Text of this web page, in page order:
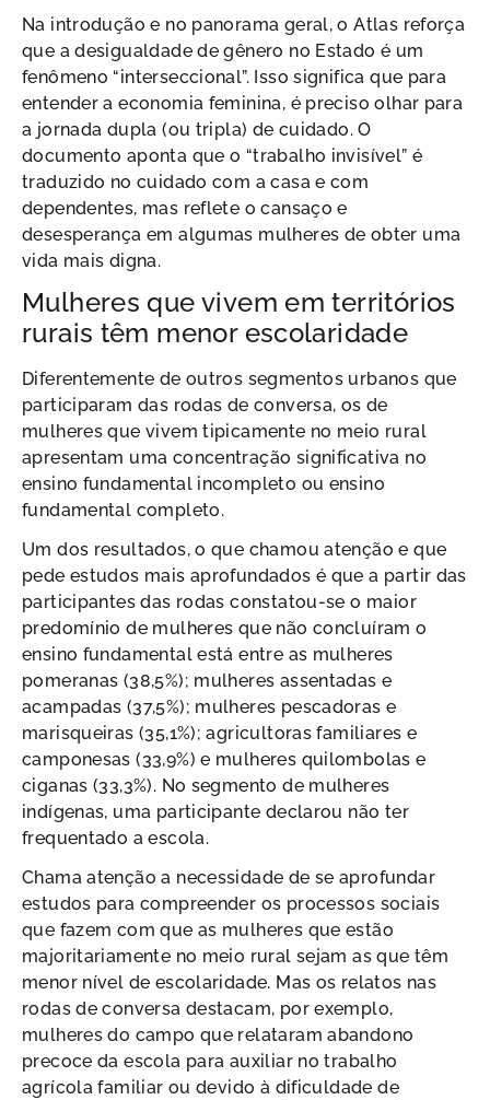
Na introdução e no panorama geral, o Atlas reforça
que a desigualdade de gênero no Estado é um
fenômeno “interseccional”. Isso significa que para
entender a economia feminina, é preciso olhar para
a jornada dupla (ou tripla) de cuidado. O
documento aponta que o “trabalho invisível” é
traduzido no cuidado com a casa e com
dependentes, mas reflete o cansaço e
desesperança em algumas mulheres de obter uma
vida mais digna.
Mulheres que vivem em territórios
rurais têm menor escolaridade
Diferentemente de outros segmentos urbanos que
participaram das rodas de conversa, os de
mulheres que vivem tipicamente no meio rural
apresentam uma concentração significativa no
ensino fundamental incompleto ou ensino
fundamental completo.
Um dos resultados, o que chamou atenção e que
pede estudos mais aprofundados é que a partir das
participantes das rodas constatou-se o maior
predomínio de mulheres que não concluíram o
ensino fundamental está entre as mulheres
pomeranas (38,5%); mulheres assentadas e
acampadas (37,5%); mulheres pescadoras e
marisqueiras (35,1%); agricultoras familiares e
camponesas (33,9%) e mulheres quilombolas e
ciganas (33,3%). No segmento de mulheres
indígenas, uma participante declarou não ter
frequentado a escola.
Chama atenção a necessidade de se aprofundar
estudos para compreender os processos sociais
que fazem com que as mulheres que estão
majoritariamente no meio rural sejam as que têm
menor nível de escolaridade. Mas os relatos nas
rodas de conversa destacam, por exemplo,
mulheres do campo que relataram abandono
precoce da escola para auxiliar no trabalho
agrícola familiar ou devido à dificuldade de